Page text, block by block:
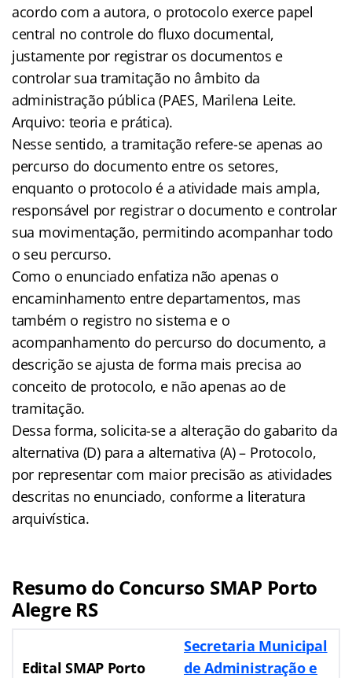
acordo com a autora, o protocolo exerce papel
central no controle do fluxo documental,
justamente por registrar os documentos e
controlar sua tramitação no âmbito da
administração pública (PAES, Marilena Leite.
Arquivo: teoria e prática).
Nesse sentido, a tramitação refere-se apenas ao
percurso do documento entre os setores,
enquanto o protocolo é a atividade mais ampla,
responsável por registrar o documento e controlar
sua movimentação, permitindo acompanhar todo
o seu percurso.
Como o enunciado enfatiza não apenas o
encaminhamento entre departamentos, mas
também o registro no sistema e o
acompanhamento do percurso do documento, a
descrição se ajusta de forma mais precisa ao
conceito de protocolo, e não apenas ao de
tramitação.
Dessa forma, solicita-se a alteração do gabarito da
alternativa (D) para a alternativa (A) – Protocolo,
por representar com maior precisão as atividades
descritas no enunciado, conforme a literatura
arquivística.
Resumo do Concurso SMAP Porto
Alegre RS
Edital SMAP Porto
Secretaria Municipal
de Administração e